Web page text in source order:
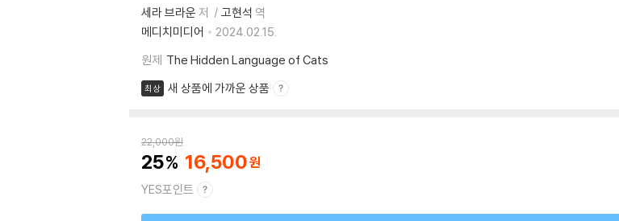
세라 브라운 저 고현석 역
메디치미디어
2024.02.15.
원제 The Hidden Language of Cats
최상 새 상품에 가까운 상품
22,000원
25 16,500
YES포인트